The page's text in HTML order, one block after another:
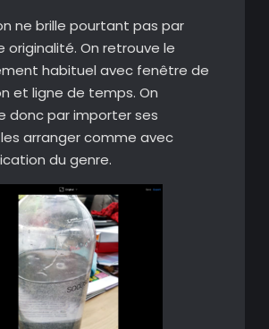
ne brille pourtant pas par
originalité. On retrouve le
habituel avec fenêtre de
et ligne de temps. On
donc par importer ses
arranger comme avec
du genre.